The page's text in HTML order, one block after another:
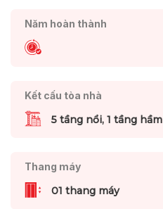
Năm hoàn thành
Kết cấu tòa nhà
5 tầng nổi, 1 tầng hầm
Thang máy
01 thang máy